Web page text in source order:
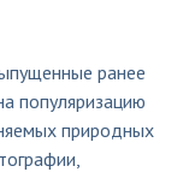
ранее
популяризацию
природных